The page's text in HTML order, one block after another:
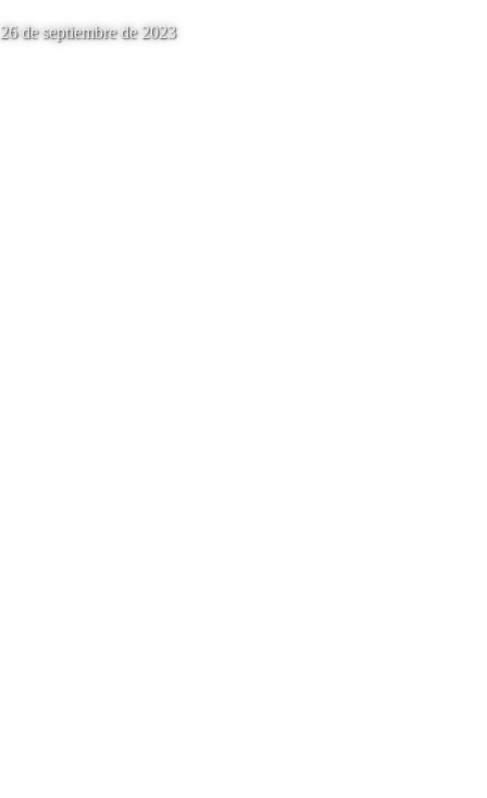
26 de septiembre de 2023